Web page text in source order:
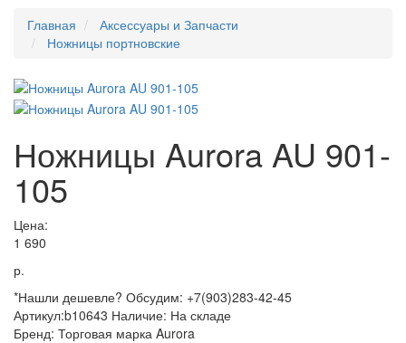
Главная
Аксессуары и Запчасти
Ножницы портновские
Ножницы Aurora AU 901-
105
Цена:
1 690
р.
*Нашли дешевле? Обсудим: +7(903)283-42-45
Артикул:b10643 Наличие: На складе
Бренд: Торговая марка Aurora